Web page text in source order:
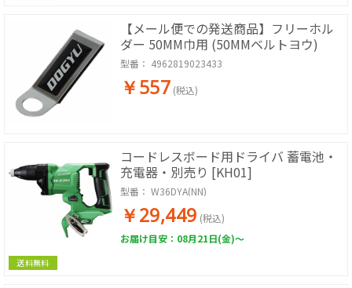
【メール便での発送商品】フリーホル
ダー 50MM巾用 (50MMベルトヨウ)
型番： 4962819023433
￥557 (税込)
送料無料
コードレスボード用ドライバ 蓄電池・
充電器・別売り [KH01]
型番： W36DYA(NN)
￥29,449 (税込)
お届け目安：08月21日(金)～